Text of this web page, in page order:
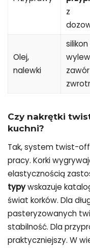
z
Olej,
nalewki
silikon
zawór
Czy nakrętki
kuchni?
Tak, system twist-
pracy. Korki
elastycznością
typywskazuje
świat korków. Dla
pasteryzowanych
stabilność. Dla
praktyczniejszy. W